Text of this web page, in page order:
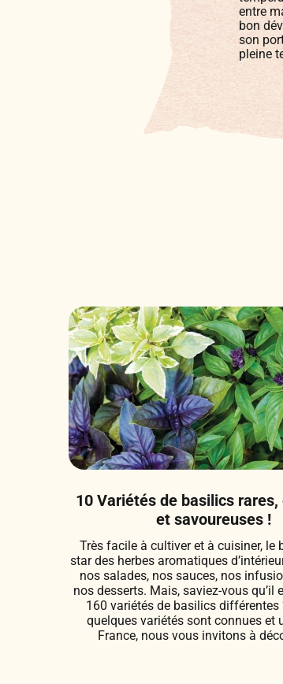
entre
bon
son
pleine
10 Variétés de basilics
et savoureuses !
Très facile à cultiver et à cuisiner, le
star des herbes aromatiques
nos salades, nos sauces, nos
nos desserts. Mais, saviez-vous qu’il
160 variétés de basilics différentes
quelques variétés sont connues et
France, nous vous invitons à